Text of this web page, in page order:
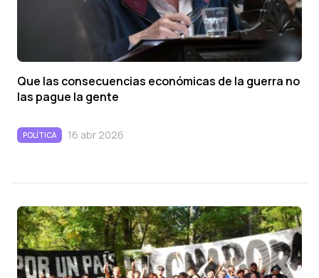
Que las consecuencias económicas de la guerra no
las pague la gente
POLÍTICA 16 abr 2026